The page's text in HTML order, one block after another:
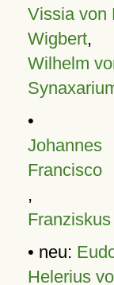
Vissia von
Wigbert,
Wilhelm
•
Francisco
,
• neu:
Helerius